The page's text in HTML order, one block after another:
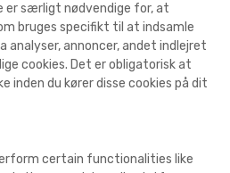
er særligt nødvendige for, at
bruges specifikt til at indsamle
analyser, annoncer, andet indlejret
cookies. Det er obligatorisk at
inden du kører disse cookies på dit
certain functionalities like